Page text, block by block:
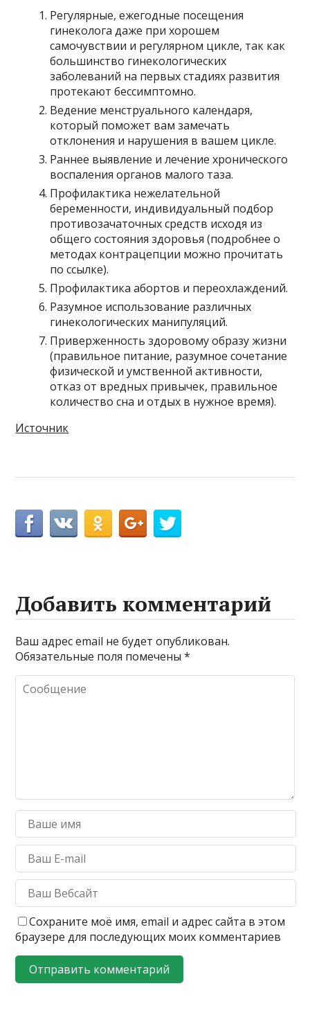
Регулярные, ежегодные посещения
гинеколога даже при хорошем
самочувствии и регулярном цикле, так как
большинство гинекологических
заболеваний на первых стадиях развития
протекают бессимптомно.
Ведение менструального календаря,
который поможет вам замечать
отклонения и нарушения в вашем цикле.
Раннее выявление и лечение хронического
воспаления органов малого таза.
Профилактика нежелательной
беременности, индивидуальный подбор
противозачаточных средств исходя из
общего состояния здоровья (подробнее о
методах контрацепции можно прочитать
по ссылке).
Профилактика абортов и переохлаждений.
Разумное использование различных
гинекологических манипуляций.
Приверженность здоровому образу жизни
(правильное питание, разумное сочетание
физической и умственной активности,
отказ от вредных привычек, правильное
количество сна и отдых в нужное время).
Источник
Добавить комментарий
Ваш адрес email не будет опубликован.
Обязательные поля помечены*
Сохраните моё имя, email и адрес сайта в этом
браузере для последующих моих комментариев